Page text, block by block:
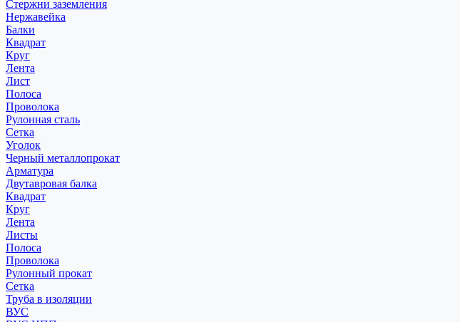
Стержни заземления
Нержавейка
Балки
Квадрат
Круг
Лента
Лист
Полоса
Проволока
Рулонная сталь
Сетка
Уголок
Черный металлопрокат
Арматура
Двутавровая балка
Квадрат
Круг
Лента
Листы
Полоса
Проволока
Рулонный прокат
Сетка
Труба в изоляции
ВУС